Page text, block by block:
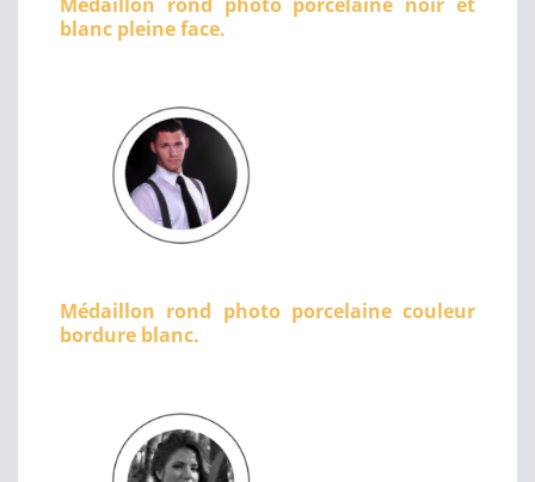
blanc pleine face.
Médaillon rond photo porcelaine couleur
bordure blanc.